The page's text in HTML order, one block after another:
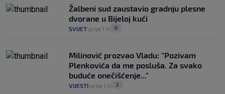
Žalbeni sud zaustavio gradnju plesne
dvorane u Bijeloj kući
SVIJET prije 1 h 0
Milinović prozvao Vladu: "Pozivam
Plenkovića da me posluša. Za svako
buduće onečišćenje..."
VIJESTI prije 1 h 2